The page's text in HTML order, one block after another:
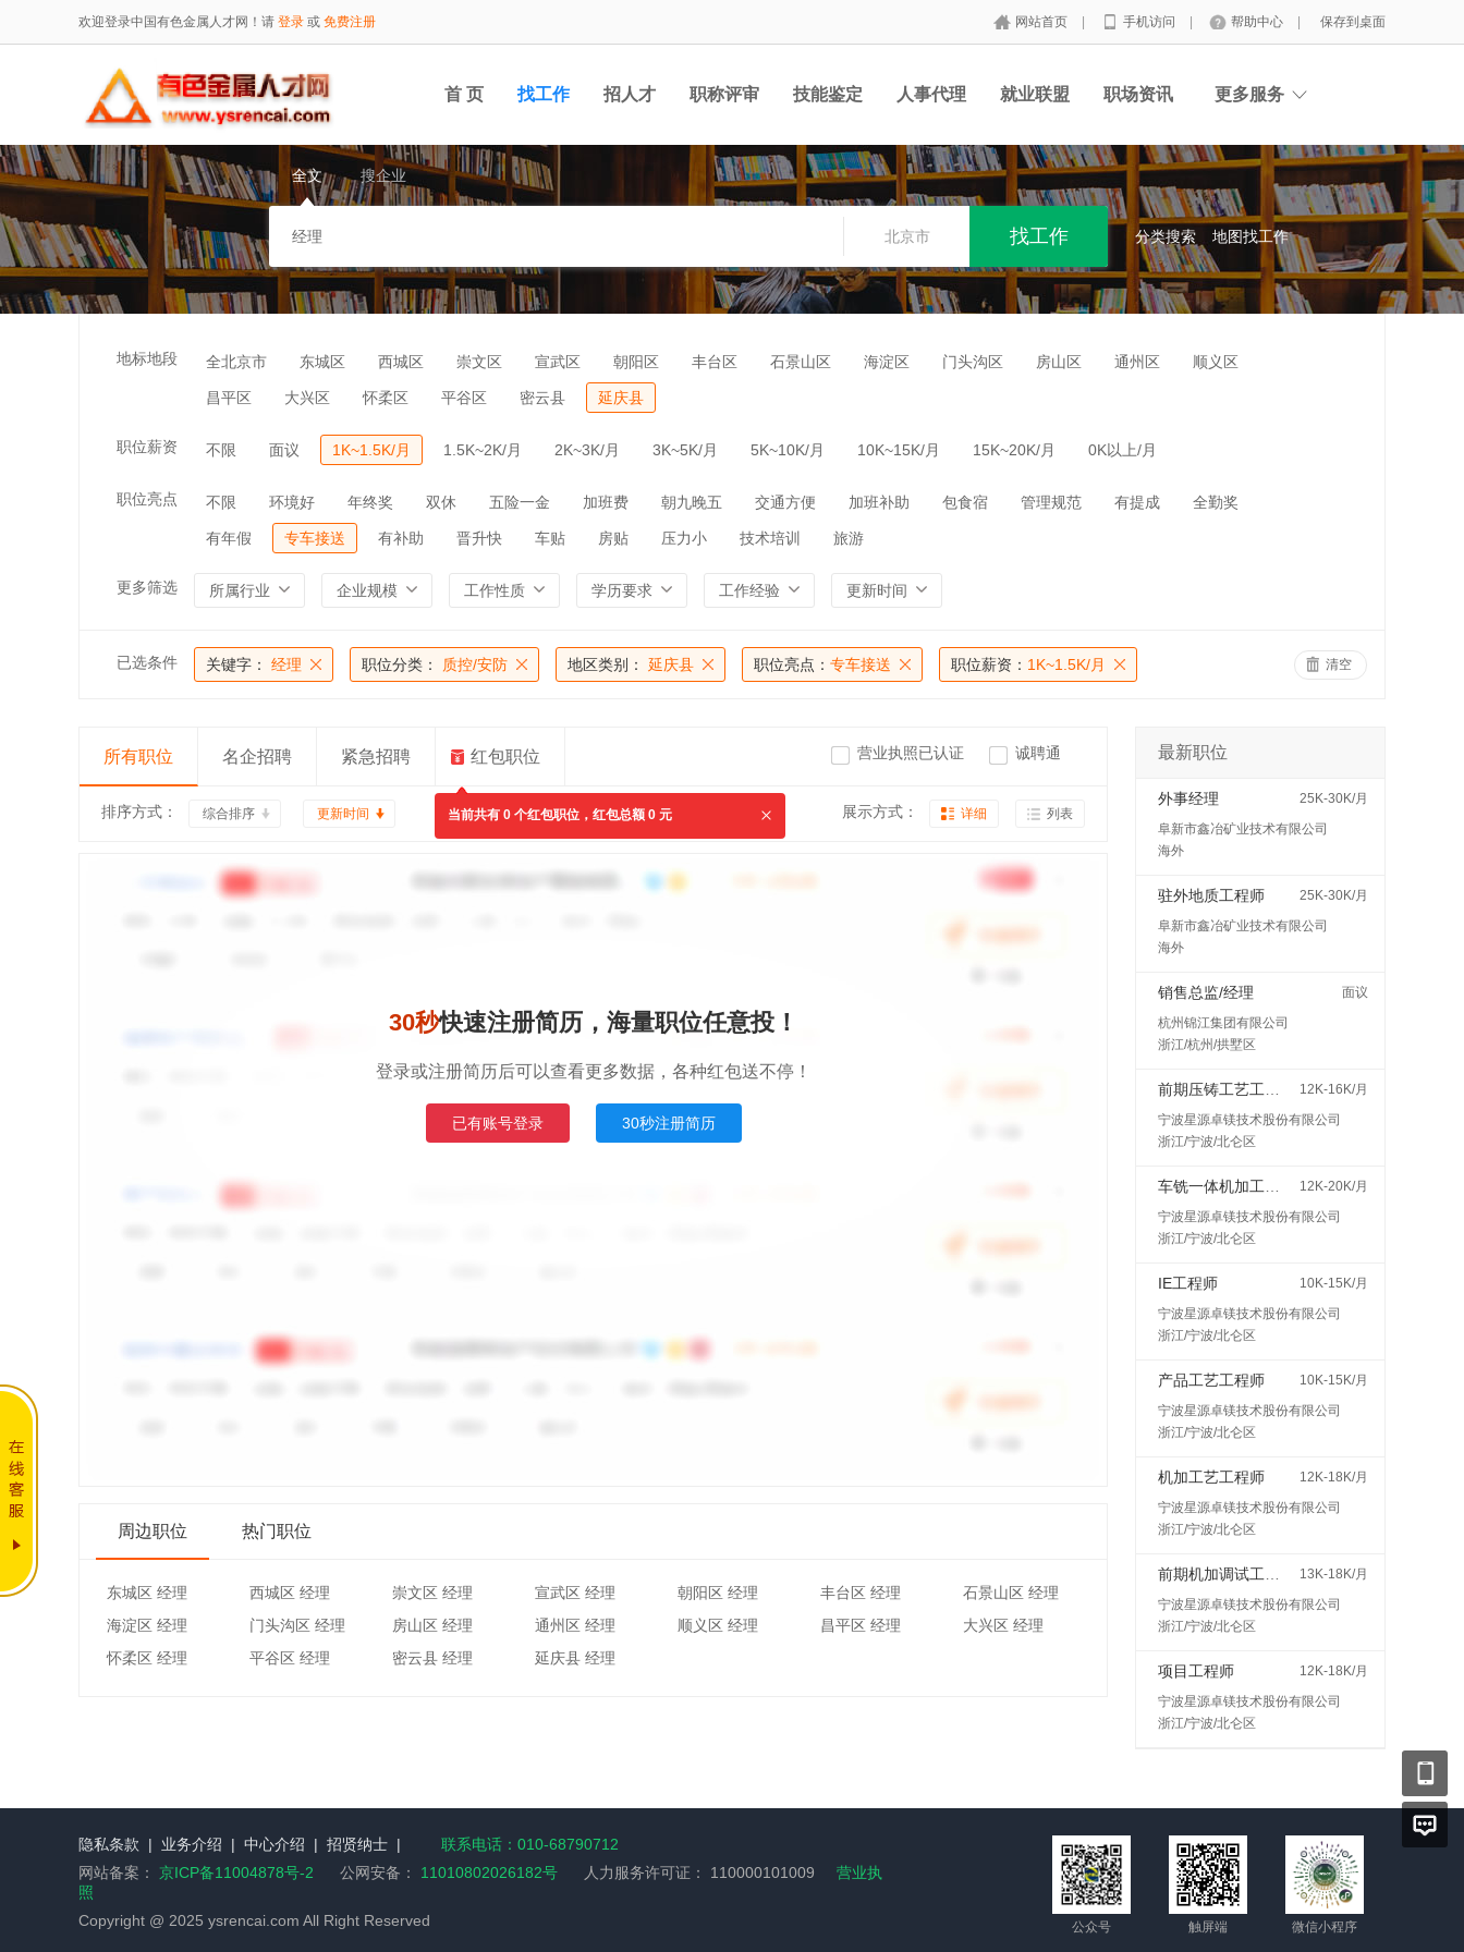
欢迎登录中国有色金属人才网！请 登录 或 免费注册 网站首页 手机访问 帮助中心 保存到桌面
首 页 找工作 招人才 职称评审 技能鉴定 人事代理 就业联盟 职场资讯 更多服务
全文 搜企业
北京市 分类搜索 地图找工作
地标地段 全北京市 东城区 西城区 崇文区 宣武区 朝阳区 丰台区 石景山区 海淀区 门头沟区 房山区 通州区 顺义区
昌平区 大兴区 怀柔区 平谷区 密云县 延庆县
职位薪资 不限 面议 1K~1.5K/月 1.5K~2K/月 2K~3K/月 3K~5K/月 5K~10K/月 10K~15K/月 15K~20K/月 0K以上/月
职位亮点 不限 环境好 年终奖 双休 五险一金 加班费 朝九晚五 交通方便 加班补助 包食宿 管理规范 有提成 全勤奖
有年假 专车接送 有补助 晋升快 车贴 房贴 压力小 技术培训 旅游
更多筛选 所属行业 企业规模 工作性质 学历要求 工作经验 更新时间
已选条件 关键字： 经理 职位分类： 质控/安防 地区类别： 延庆县 职位亮点： 专车接送 职位薪资： 1K~1.5K/月 清空
所有职位 名企招聘 紧急招聘 红包职位
当前共有 0 个红包职位，红包总额 0 元
营业执照已认证 诚聘通
排序方式： 综合排序 更新时间 展示方式： 详细 列表
30秒快速注册简历，海量职位任意投！
登录或注册简历后可以查看更多数据，各种红包送不停！
已有账号登录 30秒注册简历
周边职位 热门职位
东城区 经理 西城区 经理 崇文区 经理 宣武区 经理 朝阳区 经理 丰台区 经理
石景山区 经理
海淀区 经理
门头沟区 经理 房山区 经理 通州区 经理 顺义区 经理 昌平区 经理
大兴区 经理
怀柔区 经理
平谷区 经理 密云县 经理 延庆县 经理
最新职位
外事经理
25K-30K/月
阜新市鑫冶矿业技术有限公司
海外
驻外地质工程师
25K-30K/月
阜新市鑫冶矿业技术有限公司
海外
销售总监/经理
面议
杭州锦江集团有限公司
浙江/杭州/拱墅区
12K-16K/月
宁波星源卓镁技术股份有限公司
浙江/宁波/北仑区
12K-20K/月
宁波星源卓镁技术股份有限公司
浙江/宁波/北仑区
IE工程师
10K-15K/月
宁波星源卓镁技术股份有限公司
浙江/宁波/北仑区
产品工艺工程师
10K-15K/月
宁波星源卓镁技术股份有限公司
浙江/宁波/北仑区
机加工艺工程师
12K-18K/月
宁波星源卓镁技术股份有限公司
浙江/宁波/北仑区
13K-18K/月
宁波星源卓镁技术股份有限公司
浙江/宁波/北仑区
项目工程师
12K-18K/月
宁波星源卓镁技术股份有限公司
浙江/宁波/北仑区
隐私条款 | 业务介绍 | 中心介绍 | 招贤纳士 |
联系电话：010-68790712
网站备案： 京ICP备11004878号-2 公网安备： 11010802026182号 人力服务许可证： 110000101009
营业执
照
Copyright @ 2025 ysrencai.com All Right Reserved
公众号 触屏端 微信小程序